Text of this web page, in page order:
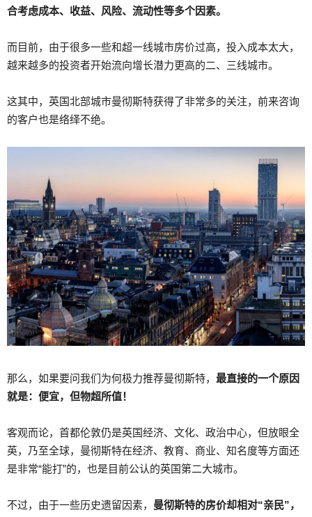
合考虑成本、收益、风险、流动性等多个因素。
而目前，由于很多一些和超一线城市房价过高，投入成本太大，
越来越多的投资者开始流向增长潜力更高的二、三线城市。
这其中，英国北部城市曼彻斯特获得了非常多的关注，前来咨询
的客户也是络绎不绝。
那么，如果要问我们为何极力推荐曼彻斯特， 最直接的一个原因
就是：便宜，但物超所值！
客观而论，首都伦敦仍是英国经济、文化、政治中心，但放眼全
英，乃至全球，曼彻斯特在经济、教育、商业、知名度等方面还
是非常“能打”的，也是目前公认的英国第二大城市。
不过，由于一些历史遗留因素， 曼彻斯特的房价却相对“亲民”，